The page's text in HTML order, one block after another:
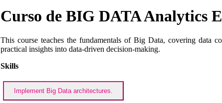
Curso de BIG DATA Analytics
This course teaches the fundamentals of Big Data, covering data
practical insights into data-driven decision-making.
Skills
Implement Big Data architectures.